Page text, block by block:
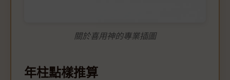
關於喜用神的專業插圖
年柱點樣推算